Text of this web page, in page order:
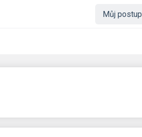
Můj postup